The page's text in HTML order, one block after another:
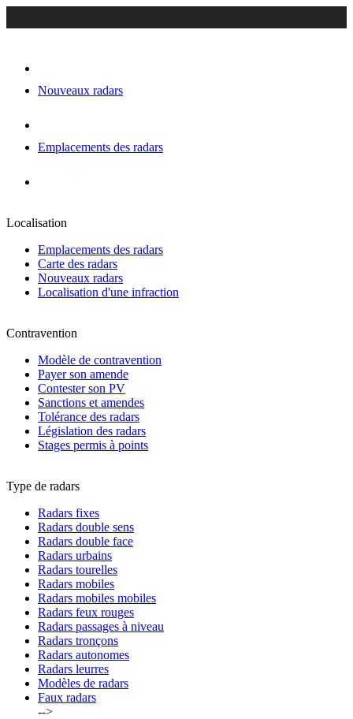
Nouveaux radars
Emplacements des radars
Localisation
Emplacements des radars
Carte des radars
Nouveaux radars
Localisation d'une infraction
Contravention
Modèle de contravention
Payer son amende
Contester son PV
Sanctions et amendes
Tolérance des radars
Législation des radars
Stages permis à points
Type de radars
Radars fixes
Radars double sens
Radars double face
Radars urbains
Radars tourelles
Radars mobiles
Radars mobiles mobiles
Radars feux rouges
Radars passages à niveau
Radars tronçons
Radars autonomes
Radars leurres
Modèles de radars
Faux radars
-->